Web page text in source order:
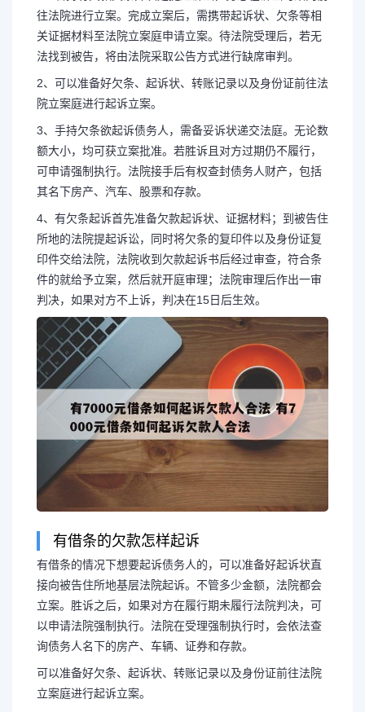
往法院进行立案。完成立案后，需携带起诉状、欠条等相
关证据材料至法院立案庭申请立案。待法院受理后，若无
法找到被告，将由法院采取公告方式进行缺席审判。
2、可以准备好欠条、起诉状、转账记录以及身份证前往法
院立案庭进行起诉立案。
3、手持欠条欲起诉债务人，需备妥诉状递交法庭。无论数
额大小，均可获立案批准。若胜诉且对方过期仍不履行，
可申请强制执行。法院接手后有权查封债务人财产，包括
其名下房产、汽车、股票和存款。
4、有欠条起诉首先准备欠款起诉状、证据材料；到被告住
所地的法院提起诉讼，同时将欠条的复印件以及身份证复
印件交给法院，法院收到欠款起诉书后经过审查，符合条
件的就给予立案，然后就开庭审理；法院审理后作出一审
判决，如果对方不上诉，判决在15日后生效。
有借条的欠款怎样起诉
有借条的情况下想要起诉债务人的，可以准备好起诉状直
接向被告住所地基层法院起诉。不管多少金额，法院都会
立案。胜诉之后，如果对方在履行期未履行法院判决，可
以申请法院强制执行。法院在受理强制执行时，会依法查
询债务人名下的房产、车辆、证券和存款。
可以准备好欠条、起诉状、转账记录以及身份证前往法院
立案庭进行起诉立案。
有7000元借条如何起诉
7000元借条如何起诉
1、若持有欠款欠条并决定提起
前往法院进行立案。完成立案后，
关证据材料至法院立案庭申请立案
找到被告，...
长按图片识别二维